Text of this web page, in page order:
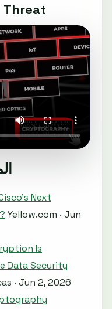
Threat
Next
Yellow.com · Jun
Is
Data Security
· Jun 2, 2026